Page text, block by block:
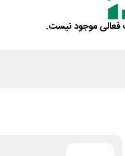
فعالی موجود نیست.